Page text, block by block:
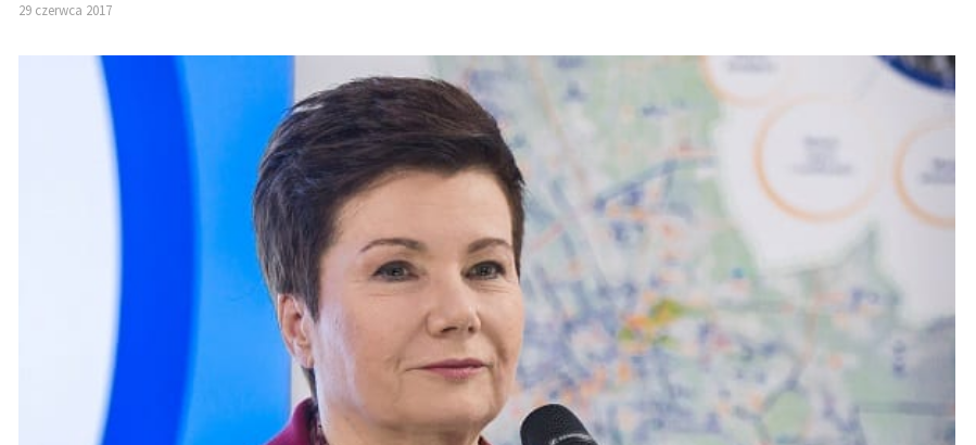
29 czerwca 2017